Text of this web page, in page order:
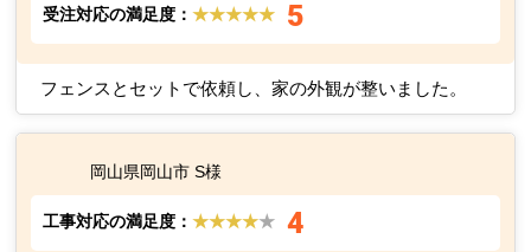
受注対応の満足度：★★★★★ 5
フェンスとセットで依頼し、家の外観が整いました。
岡山県岡山市 S様
工事対応の満足度：★★★★★ 4